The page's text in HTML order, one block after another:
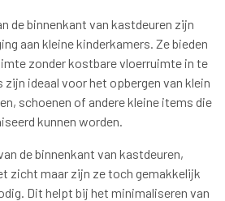
de binnenkant van kastdeuren zijn
aan kleine kinderkamers. Ze bieden
zonder kostbare vloerruimte in te
zijn ideaal voor het opbergen van klein
schoenen of andere kleine items die
kunnen worden.
de binnenkant van kastdeuren,
zicht maar zijn ze toch gemakkelijk
Dit helpt bij het minimaliseren van